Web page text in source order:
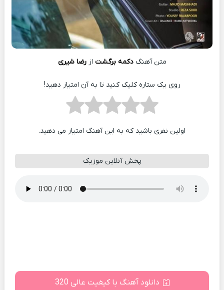
متن آهنگدکمه برگشت ازرضا شیری
روی یک ستاره کلیک کنید تا به آن امتیاز دهید!
اولین نفری باشید که به این آهنگ امتیاز می دهید.
پخش آنلاین موزیک
دانلود آهنگ با کیفیت عالی 320